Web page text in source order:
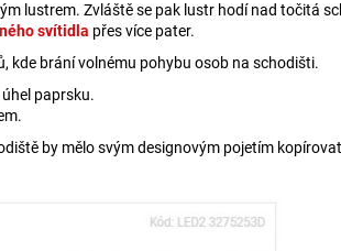
lustrem. Zvláště se pak lustr hodí nad točitá
svítidla přes více pater.
kde brání volnému pohybu osob na schodišti.
paprsku.
by mělo svým designovým pojetím